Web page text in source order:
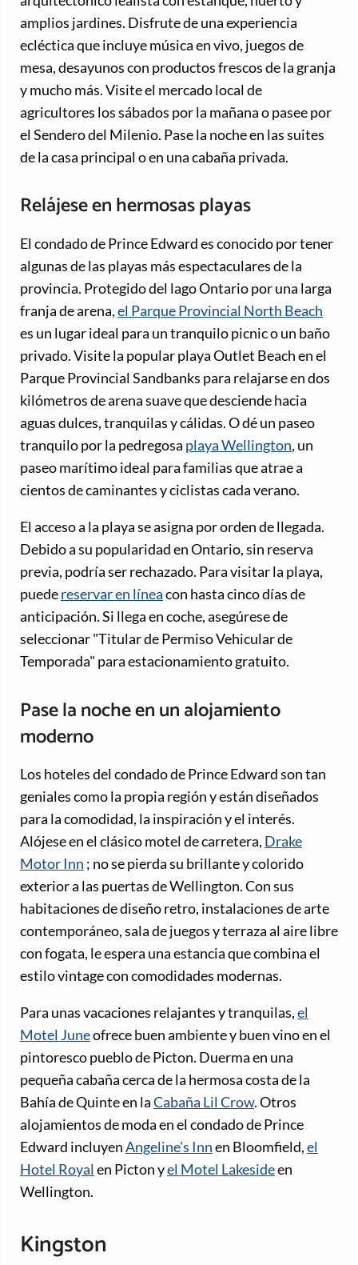
amplios jardines. Disfrute de una experiencia
ecléctica que incluye música en vivo, juegos de
mesa, desayunos con productos frescos de la granja
y mucho más. Visite el mercado local de
agricultores los sábados por la mañana o pasee por
el Sendero del Milenio. Pase la noche en las suites
de la casa principal o en una cabaña privada.
Relájese en hermosas playas
El condado de Prince Edward es conocido por tener
algunas de las playas más espectaculares de la
provincia. Protegido del lago Ontario por una larga
franja de arena,el Parque Provincial North Beach
es un lugar ideal para un tranquilo picnic o un baño
privado. Visite la popular playa Outlet Beach en el
Parque Provincial Sandbanks para relajarse en dos
kilómetros de arena suave que desciende hacia
aguas dulces, tranquilas y cálidas. O dé un paseo
tranquilo por la pedregosa playa Wellington, un
paseo marítimo ideal para familias que atrae a
cientos de caminantes y ciclistas cada verano.
El acceso a la playa se asigna por orden de llegada.
Debido a su popularidad en Ontario, sin reserva
previa, podría ser rechazado. Para visitar la playa,
puedereservar en líneacon hasta cinco días de
anticipación. Si llega en coche, asegúrese de
seleccionar "Titular de Permiso Vehicular de
Temporada" para estacionamiento gratuito.
Pase la noche en un alojamiento
moderno
Los hoteles del condado de Prince Edward son tan
geniales como la propia región y están diseñados
para la comodidad, la inspiración y el interés.
Alójese en el clásico motel de carretera, Drake
Motor Inn ; no se pierda su brillante y colorido
exterior a las puertas de Wellington. Con sus
habitaciones de diseño retro, instalaciones de arte
contemporáneo, sala de juegos y terraza al aire libre
con fogata, le espera una estancia que combina el
estilo vintage con comodidades modernas.
Para unas vacaciones relajantes y tranquilas,el
Motel Juneofrece buen ambiente y buen vino en el
pintoresco pueblo de Picton. Duerma en una
pequeña cabaña cerca de la hermosa costa de la
Bahía de Quinte en laCabaña Lil Crow. Otros
alojamientos de moda en el condado de Prince
Edward incluyenAngeline's Innen Bloomfield,el
Hotel Royal en Picton yel Motel Lakesideen
Wellington.
Kingston